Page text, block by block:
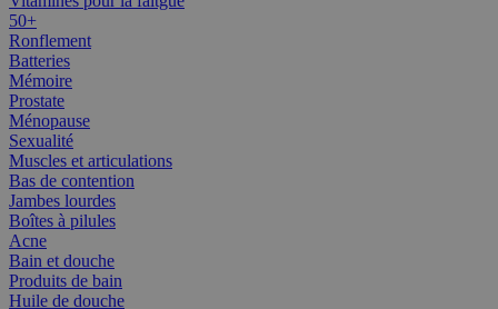
50+
Ronflement
Batteries
Mémoire
Prostate
Ménopause
Sexualité
Muscles et articulations
Bas de contention
Jambes lourdes
Boîtes à pilules
Acne
Bain et douche
Produits de bain
Huile de douche